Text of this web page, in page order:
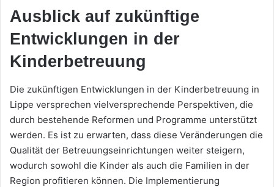
Ausblick auf zukünftige
Entwicklungen in der
Kinderbetreuung
Die zukünftigen Entwicklungen in der Kinderbetreuung in
Lippe versprechen vielversprechende Perspektiven, die
durch bestehende Reformen und Programme unterstützt
werden. Es ist zu erwarten, dass diese Veränderungen die
Qualität der Betreuungseinrichtungen weiter steigern,
wodurch sowohl die Kinder als auch die Familien in der
Region profitieren können. Die Implementierung